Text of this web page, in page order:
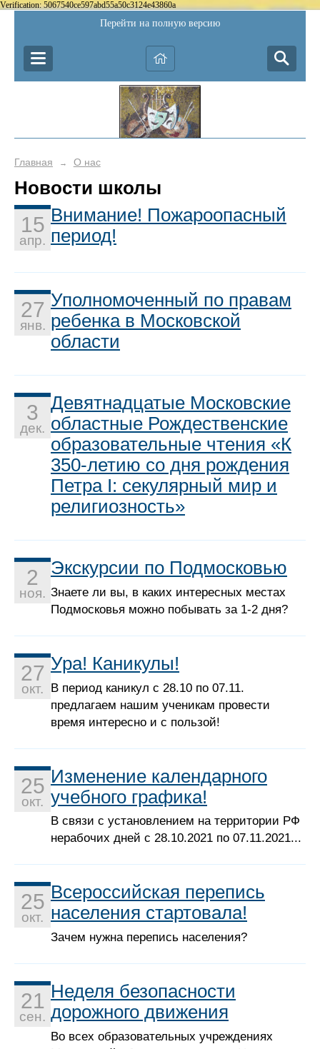
Verification: 5067540ce597abd55a50c3124e43860a
Перейти на полную версию
Главная → О нас
Новости школы
15
апр.
Внимание! Пожароопасный
период!
27
янв.
Уполномоченный по правам
ребенка в Московской
области
3
дек.
Девятнадцатые Московские
областные Рождественские
образовательные чтения «К
350-летию со дня рождения
Петра I: секулярный мир и
религиозность»
2
ноя.
Экскурсии по Подмосковью
Знаете ли вы, в каких интересных местах
Подмосковья можно побывать за 1-2 дня?
27
окт.
Ура! Каникулы!
В период каникул с 28.10 по 07.11.
предлагаем нашим ученикам провести
время интересно и с пользой!
25
окт.
Изменение календарного
учебного графика!
В связи с установлением на территории РФ
нерабочих дней с 28.10.2021 по 07.11.2021...
25
окт.
Всероссийская перепись
населения стартовала!
Зачем нужна перепись населения?
21
сен.
Неделя безопасности
дорожного движения
Во всех образовательных учреждениях